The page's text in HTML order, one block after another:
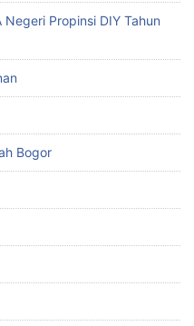
Negeri Propinsi DIY Tahun
Bogor